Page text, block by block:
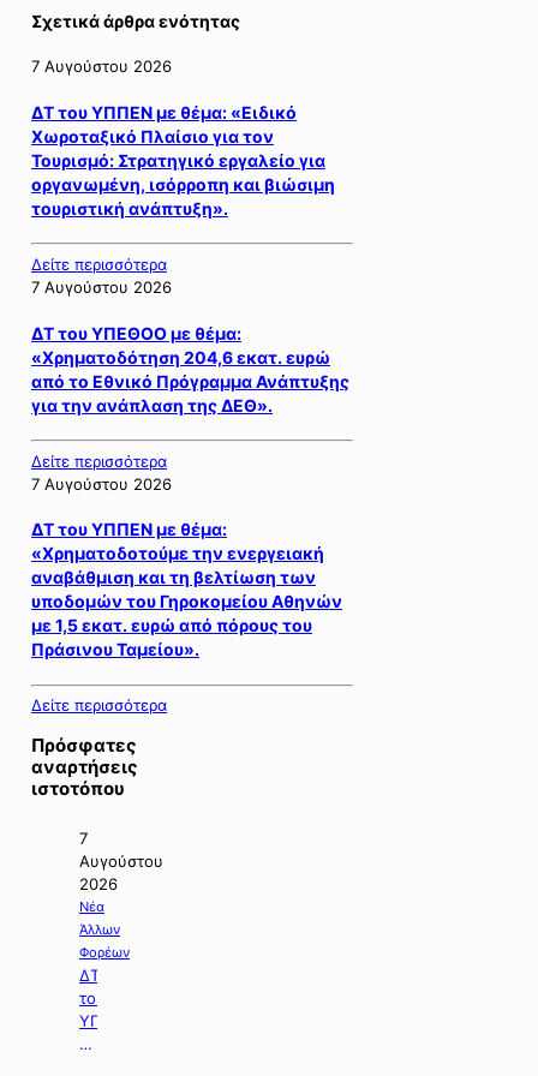
Σχετικά άρθρα ενότητας
7 Αυγούστου 2026
ΔΤ του ΥΠΠΕΝ με θέμα: «Ειδικό
Χωροταξικό Πλαίσιο για τον
Τουρισμό: Στρατηγικό εργαλείο για
οργανωμένη, ισόρροπη και βιώσιμη
τουριστική ανάπτυξη».
Δείτε περισσότερα
7 Αυγούστου 2026
ΔΤ του ΥΠΕΘΟΟ με θέμα:
«Χρηματοδότηση 204,6 εκατ. ευρώ
από το Εθνικό Πρόγραμμα Ανάπτυξης
για την ανάπλαση της ΔΕΘ».
Δείτε περισσότερα
7 Αυγούστου 2026
ΔΤ του ΥΠΠΕΝ με θέμα:
«Χρηματοδοτούμε την ενεργειακή
αναβάθμιση και τη βελτίωση των
υποδομών του Γηροκομείου Αθηνών
με 1,5 εκατ. ευρώ από πόρους του
Πράσινου Ταμείου».
Δείτε περισσότερα
Πρόσφατες
αναρτήσεις
ιστοτόπου
7
Αυγούστου
2026
Νέα
Άλλων
Φορέων
ΔΤ
του
ΥΠΠΕΝ
με